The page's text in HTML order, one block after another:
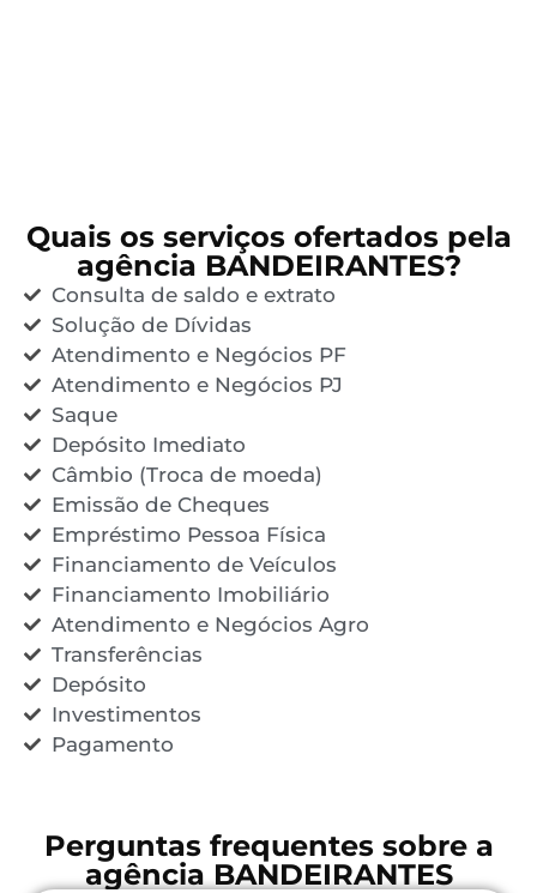
Quais os serviços ofertados pela
agência BANDEIRANTES?
Consulta de saldo e extrato
Solução de Dívidas
Atendimento e Negócios PF
Atendimento e Negócios PJ
Saque
Depósito Imediato
Câmbio (Troca de moeda)
Emissão de Cheques
Empréstimo Pessoa Física
Financiamento de Veículos
Financiamento Imobiliário
Atendimento e Negócios Agro
Transferências
Depósito
Investimentos
Pagamento
Perguntas frequentes sobre a
agência BANDEIRANTES